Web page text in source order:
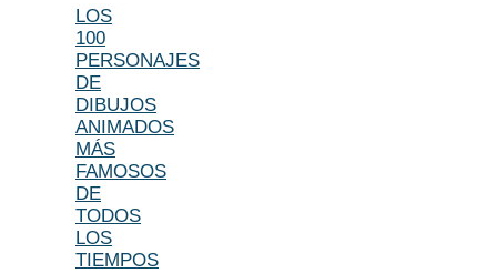
LOS
100
PERSONAJES
DE
DIBUJOS
ANIMADOS
MÁS
FAMOSOS
DE
TODOS
LOS
TIEMPOS